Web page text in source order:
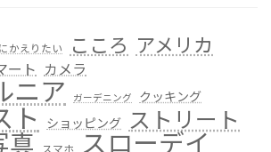
かえりたい こころ アメリカ
ート カメラ
ニア ガーデニング クッキング
ト ショッピング ストリート
真 スマホ スローデイ